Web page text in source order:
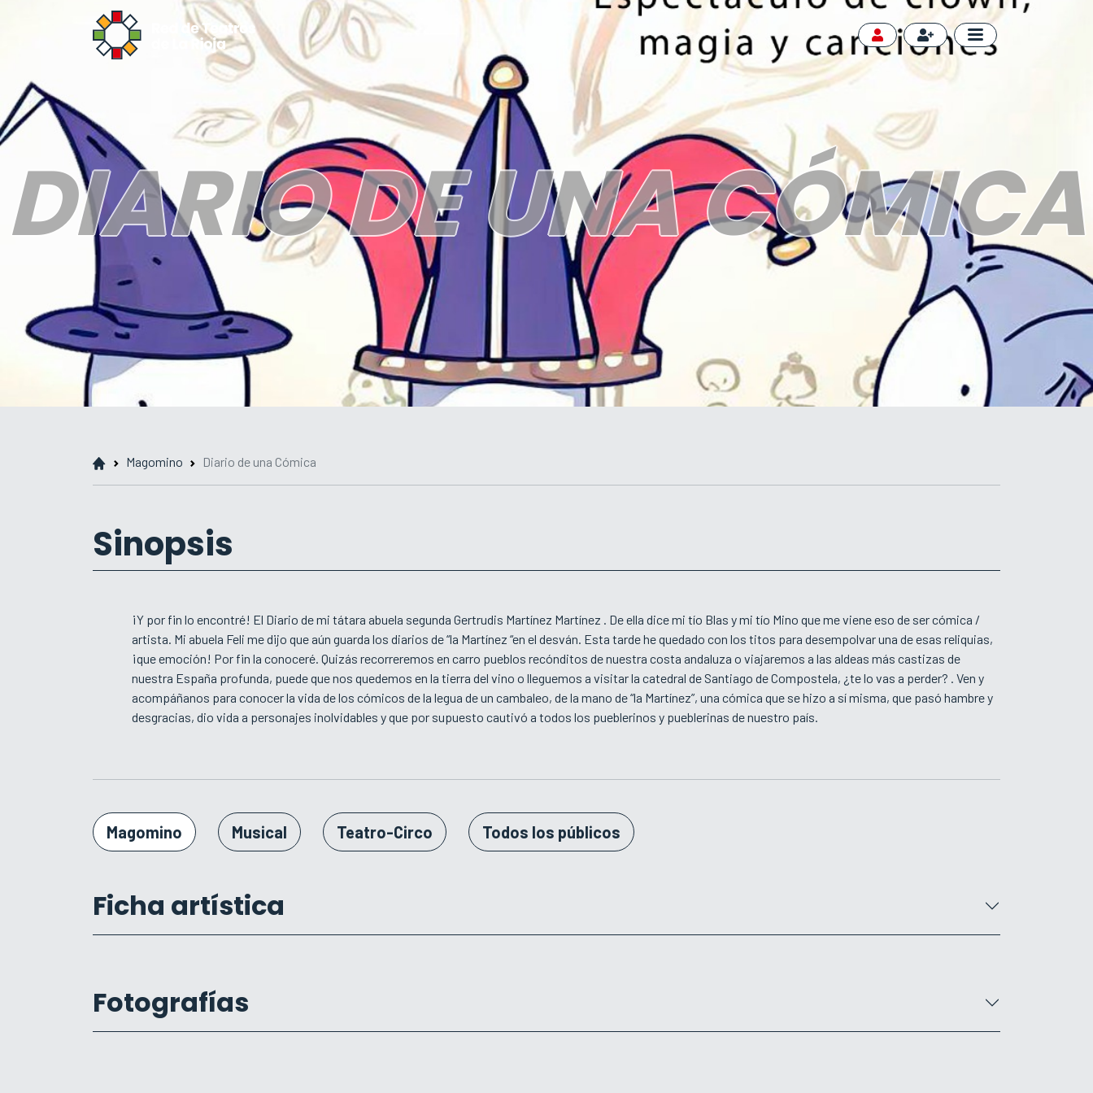
DIARIO DE UNA CÓMICA
Magomino Diario de una Cómica
Sinopsis
¡Y por fin lo encontré! El Diario de mi tátara abuela segunda Gertrudis Martínez Martínez . De ella dice mi tío Blas y mi tío Mino que me viene eso de ser cómica /
artista. Mi abuela Feli me dijo que aún guarda los diarios de “la Martínez “en el desván. Esta tarde he quedado con los titos para desempolvar una de esas reliquias,
¡que emoción! Por fin la conoceré. Quizás recorreremos en carro pueblos recónditos de nuestra costa andaluza o viajaremos a las aldeas más castizas de
nuestra España profunda, puede que nos quedemos en la tierra del vino o lleguemos a visitar la catedral de Santiago de Compostela, ¿te lo vas a perder? . Ven y
acompáñanos para conocer la vida de los cómicos de la legua de un cambaleo, de la mano de “la Martínez”, una cómica que se hizo a sí misma, que pasó hambre y
desgracias, dio vida a personajes inolvidables y que por supuesto cautivó a todos los pueblerinos y pueblerinas de nuestro país.
Magomino Musical Teatro-Circo Todos los públicos
Ficha artística
Fotografías